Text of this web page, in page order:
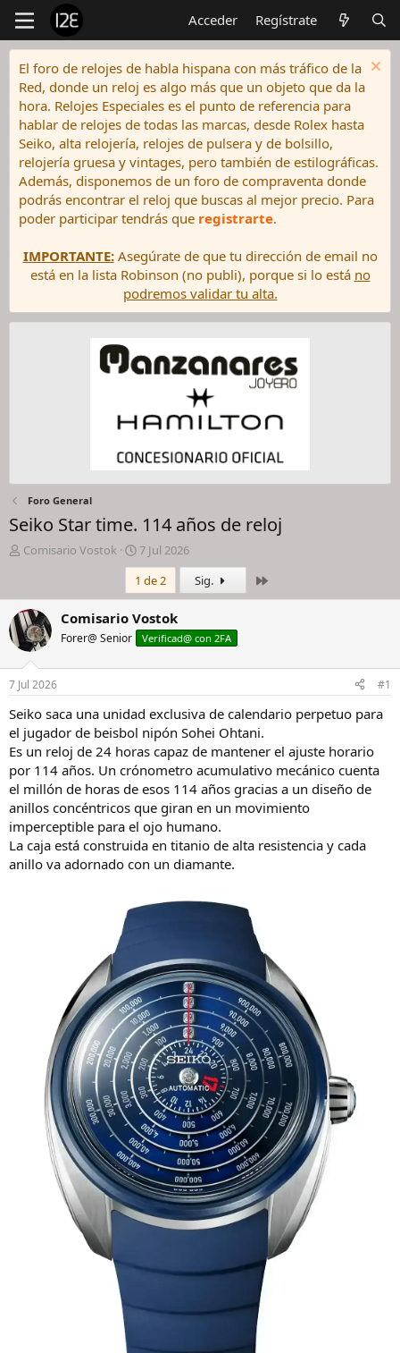
Acceder Regístrate
El foro de relojes de habla hispana con más tráfico de la
Red, donde un reloj es algo más que un objeto que da la
hora. Relojes Especiales es el punto de referencia para
hablar de relojes de todas las marcas, desde Rolex hasta
Seiko, alta relojería, relojes de pulsera y de bolsillo,
relojería gruesa y vintages, pero también de estilográficas.
Además, disponemos de un foro de compraventa donde
podrás encontrar el reloj que buscas al mejor precio. Para
poder participar tendrás que registrarte.
IMPORTANTE:Asegúrate de que tu dirección de email no
está en la lista Robinson (no publi), porque si lo está no
podremos validar tu alta.
Foro General
Seiko Star time. 114 años de reloj
I
c
i
a
d
o
d
e
l
h
l
o
Comisario Vostok
F
e
c
h
a
d
e
i
c
o
7 Jul 2026
1 de 2
Sig.
Comisario Vostok
Forer@ Senior Verificad@ con 2FA
7 Jul 2026 #1
Seiko saca una unidad exclusiva de calendario perpetuo para
el jugador de beisbol nipón Sohei Ohtani.
Es un reloj de 24 horas capaz de mantener el ajuste horario
por 114 años. Un crónometro acumulativo mecánico cuenta
el millón de horas de esos 114 años gracias a un diseño de
anillos concéntricos que giran en un movimiento
imperceptible para el ojo humano.
La caja está construida en titanio de alta resistencia y cada
anillo va adornado con un diamante.